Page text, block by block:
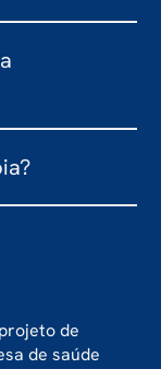
a
Um
se
a
para
variam de
saúde do
porém
que os
e continua
de
de saúde